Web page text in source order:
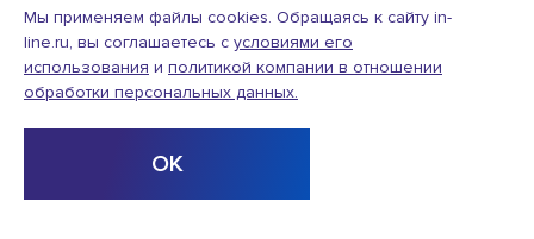
автоматизировать неэффективные ИТ-процессы или
же бесконечно затянуть проект внедрения, постоянно
внося различные дополнения и улучшения. В этом
инсталляторов и твердой позиции руководителя ИТ-
службы. К тому же на управление проектом
Мы применяем файлы cookies. Обращаясь к сайту in-
line.ru, вы соглашаетесь с условиями его
использования и политикой компании в отношении
обработки персональных данных.
ОК